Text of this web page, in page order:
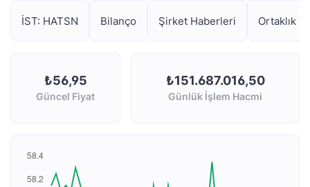
İST: HATSN Bilanço Şirket Haberleri Ortaklık
₺56,95
Güncel Fiyat
₺151.687.016,50
Günlük İşlem Hacmi